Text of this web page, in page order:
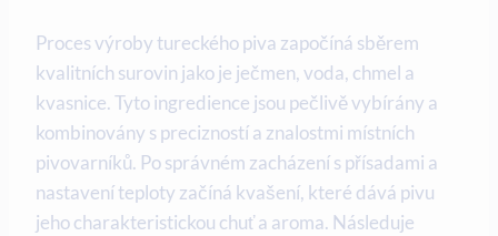
Proces výroby tureckého piva započíná sběrem
kvalitních surovin jako je ječmen, voda, chmel a
kvasnice. Tyto ingredience jsou pečlivě vybírány a
kombinovány s precizností a znalostmi místních
pivovarníků. Po správném zacházení s přísadami a
nastavení teploty začíná kvašení, které dává pivu
jeho charakteristickou chuť a aroma. Následuje